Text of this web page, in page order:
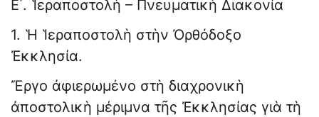
Ε΄. Ἱεραποστολὴ – Πνευματικὴ Διακονία
1. Ἡ Ἱεραποστολὴ στὴν Ὀρθόδοξο
Ἐκκλησία.
Ἔργο ἀφιερωμένο στὴ διαχρονικὴ
ἀποστολικὴ μέριμνα τῆς Ἐκκλησίας γιὰ τὴ